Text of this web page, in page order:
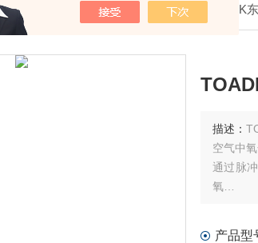
首页> 产品中心> TOADKK
描述：
空气中
通过脉
氧
产品型